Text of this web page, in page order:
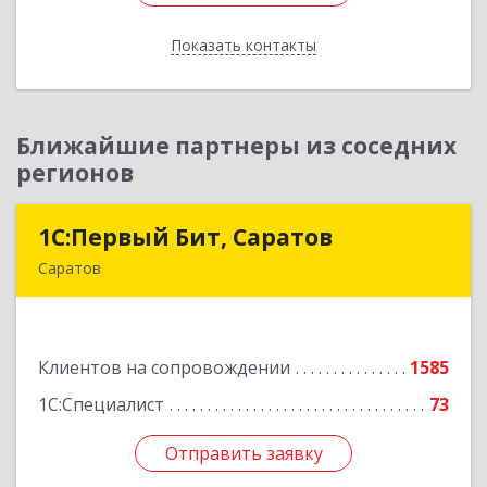
Показать контакты
Назад
Ближайшие партнеры из соседних
регионов
1С:Первый Бит, Саратов
Саратов
Клиентов на сопровождении
1585
1С:Специалист
73
Отправить заявку
1С:Первый Бит, Саратов
Подробнее
Отправить заявку